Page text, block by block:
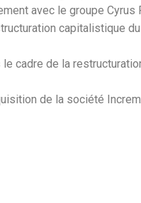
avec le groupe Cyrus
capitalistique
cadre de la
de la société